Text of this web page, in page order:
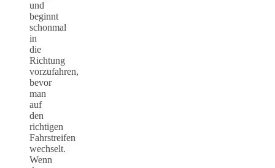
und
beginnt
schonmal
in
die
Richtung
vorzufahren,
bevor
man
auf
den
richtigen
Fahrstreifen
wechselt.
Wenn